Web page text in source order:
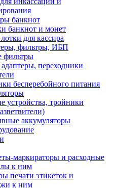
банкнот
банкнот и монет
для кассира
фильтры, ИБП
фильтры
переходники
бесперебойного питания
устройства, тройники
аккумуляторы
маркираторы и расходные
к ним
печати этикеток и
к ним